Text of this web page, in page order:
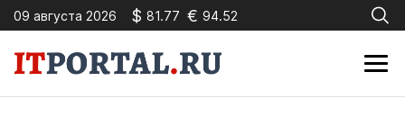
09 августа 2026 $ 81.77 € 94.52